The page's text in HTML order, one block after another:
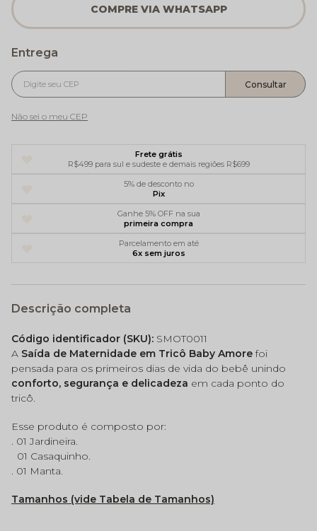
Não sei o meu CEP
Frete grátis
R$499 para sul e sudeste e demais regiões R$699
5% de desconto no
Pix
Ganhe 5% OFF na sua
primeira compra
Parcelamento em até
6x sem juros
Descrição completa
Código identificador (SKU): SMOT0011
A Saída de Maternidade em Tricô Baby Amore foi
pensada para os primeiros dias de vida do bebê unindo
conforto, segurança e delicadeza em cada ponto do
tricô.
Esse produto é composto por:
. 01 Jardineira.
01 Casaquinho.
. 01 Manta.
Tamanhos (vide Tabela de Tamanhos)